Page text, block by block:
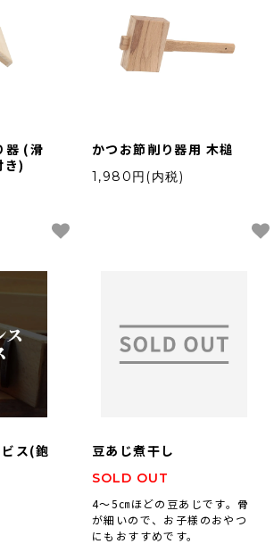
器 (滑
き)
かつお節削り器用 木槌
1,980円(内税)
ス(鉋
豆あじ煮干し
SOLD OUT
4～5㎝ほどの豆あじです。骨
が細いので、お子様のおやつ
にもおすすめです。